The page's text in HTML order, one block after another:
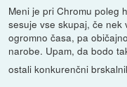
Meni je pri Chromu poleg
sesuje vse skupaj, če
ogromno časa, pa
narobe. Upam, da bodo
ostali konkurenčni